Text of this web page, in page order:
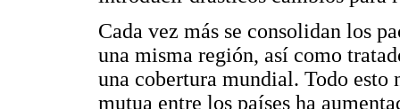
Cada vez más se consolidan los
una misma región, así como
una cobertura mundial. Todo
mutua entre los países ha